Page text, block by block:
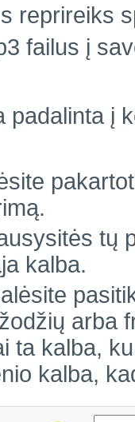
reprireiks
failus į
padalinta į
tų
kalba.
arba
ta kalba,
kalba,